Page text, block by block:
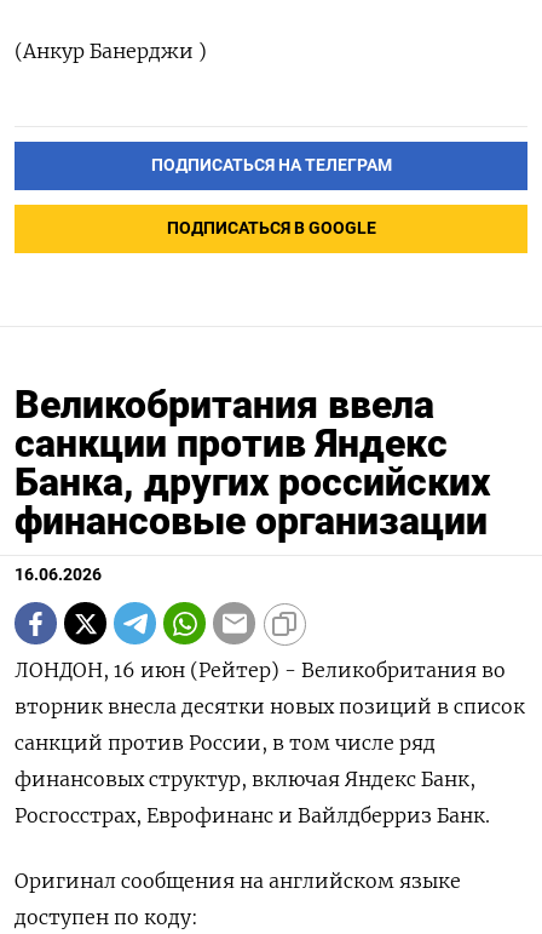
(Анкур Банерджи )
ПОДПИСАТЬСЯ НА ТЕЛЕГРАМ
ПОДПИСАТЬСЯ В GOOGLE
Великобритания ввела
санкции против Яндекс
Банка, других российских
финансовые организации
16.06.2026
ЛОНДОН, 16 июн (Рейтер) - ‌Великобритания ​во
вторник ​внесла десятки ​новых ⁠позиций ‌в ‌список
санкций ​против ‌России, ​в том числе ‌ряд
финансовых структур, ​включая ​Яндекс ‌Банк, ​
Росгосстрах, Еврофинанс и Вайлдберриз Банк.
Оригинал ​сообщения ⁠на английском ‌языке
‌доступен по ​коду: